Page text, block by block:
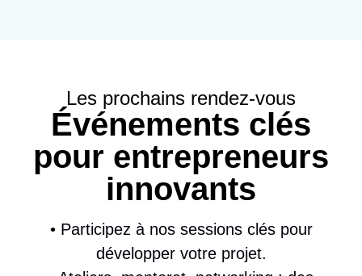
Les prochains rendez-vous
Événements clés
pour entrepreneurs
innovants
• Participez à nos sessions clés pour
développer votre projet.